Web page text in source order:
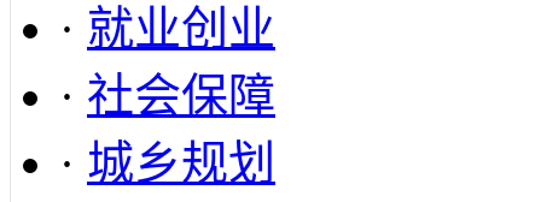
· 就业创业
· 社会保障
· 城乡规划